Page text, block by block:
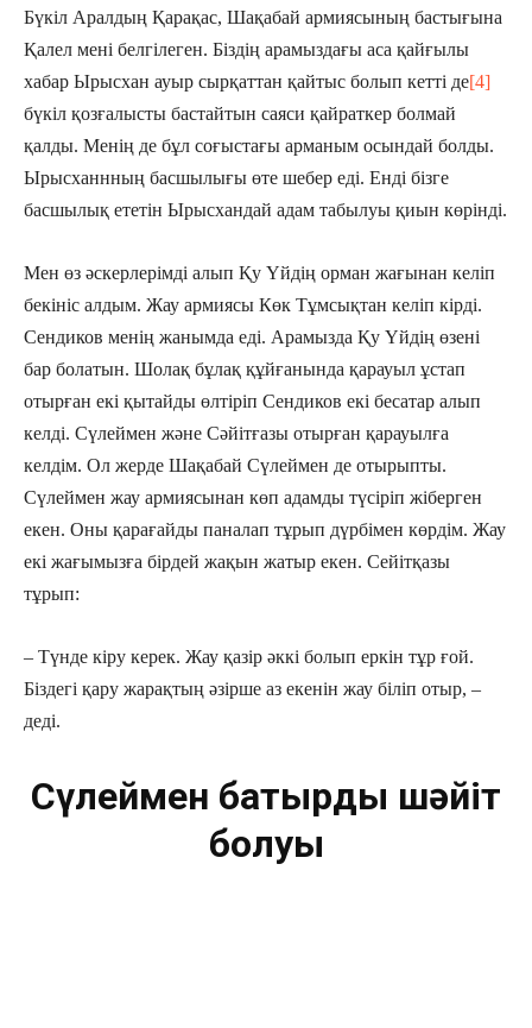
Бүкіл Аралдың Қарақас, Шақабай армиясының бастығына
Қалел мені белгілеген. Біздің арамыздағы аса қайғылы
хабар Ырысхан ауыр сырқаттан қайтыс болып кетті де[4]
бүкіл қозғалысты бастайтын саяси қайраткер болмай
қалды. Менің де бұл соғыстағы арманым осындай болды.
Ырысханнның басшылығы өте шебер еді. Енді бізге
басшылық ететін Ырысхандай адам табылуы қиын көрінді.
Мен өз әскерлерімді алып Қу Үйдің орман жағынан келіп
бекініс алдым. Жау армиясы Көк Тұмсықтан келіп кірді.
Сендиков менің жанымда еді. Арамызда Қу Үйдің өзені
бар болатын. Шолақ бұлақ құйғанында қарауыл ұстап
отырған екі қытайды өлтіріп Сендиков екі бесатар алып
келді. Сүлеймен және Сәйітғазы отырған қарауылға
келдім. Ол жерде Шақабай Сүлеймен де отырыпты.
Сүлеймен жау армиясынан көп адамды түсіріп жіберген
екен. Оны қарағайды паналап тұрып дүрбімен көрдім. Жау
екі жағымызға бірдей жақын жатыр екен. Сейітқазы
тұрып:
– Түнде кіру керек. Жау қазір әккі болып еркін тұр ғой.
Біздегі қару жарақтың әзірше аз екенін жау біліп отыр, –
деді.
Сүлеймен батырдың шәйіт
болуы